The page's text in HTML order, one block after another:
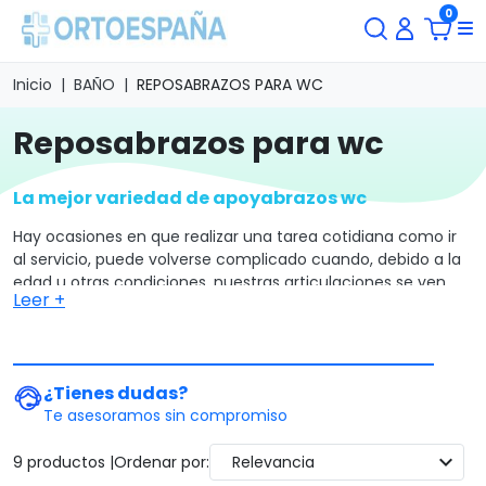
0
Inicio BAÑO REPOSABRAZOS PARA WC
reposabrazos para wc
La mejor variedad de apoyabrazos wc
Hay ocasiones en que realizar una tarea cotidiana como ir
al servicio, puede volverse complicado cuando, debido a la
edad u otras condiciones, nuestras articulaciones se ven
afectadas y algo sencillo como sentarse o incorporarse del
problemas de cadera o rodillas.
categoría presentandistintas características y
pero generalmente se trata de un
Leer +
¿Tienes dudas?
Te asesoramos sin compromiso
9 productos |Ordenar por: Relevancia expand_more